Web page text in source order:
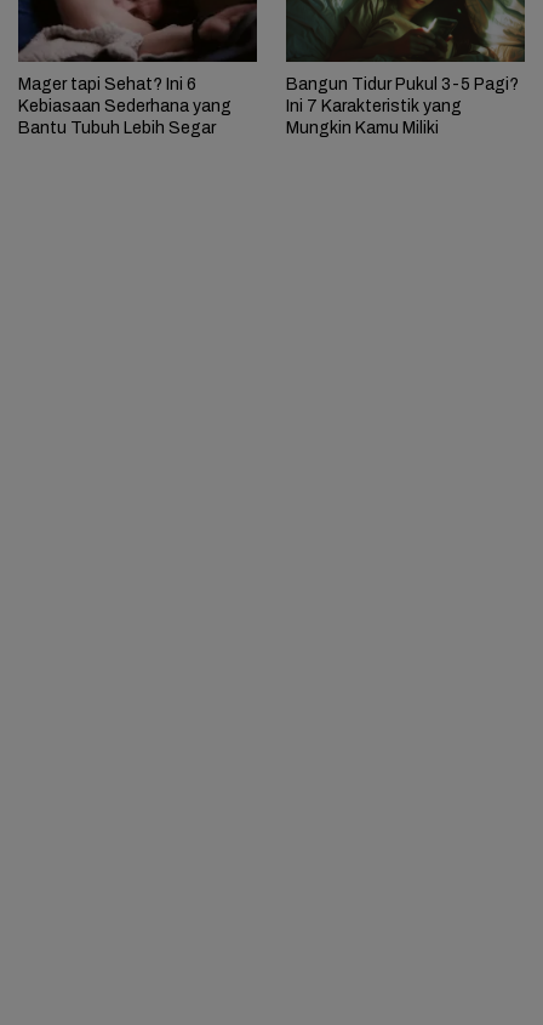
Mager tapi Sehat? Ini 6
Kebiasaan Sederhana yang
Bantu Tubuh Lebih Segar
Bangun Tidur Pukul 3-5 Pagi?
Ini 7 Karakteristik yang
Mungkin Kamu Miliki